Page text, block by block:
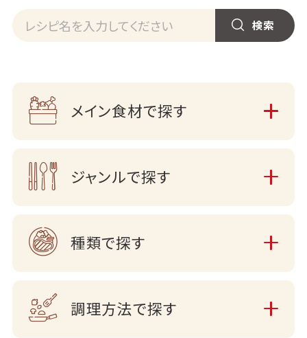
メイン食材で探す
ジャンルで探す
種類で探す
調理方法で探す